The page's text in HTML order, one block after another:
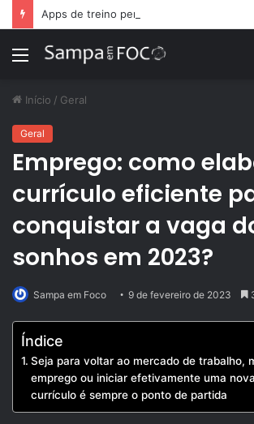
Menu
Início / Geral
Geral
Emprego: como
currículo eficiente
conquistar a vaga
sonhos em 2023?
Sampa em Foco 9 de fevereiro de 2023
Índice
Seja para voltar ao mercado de trabalho,
emprego ou iniciar efetivamente uma
currículo é sempre o ponto de partida